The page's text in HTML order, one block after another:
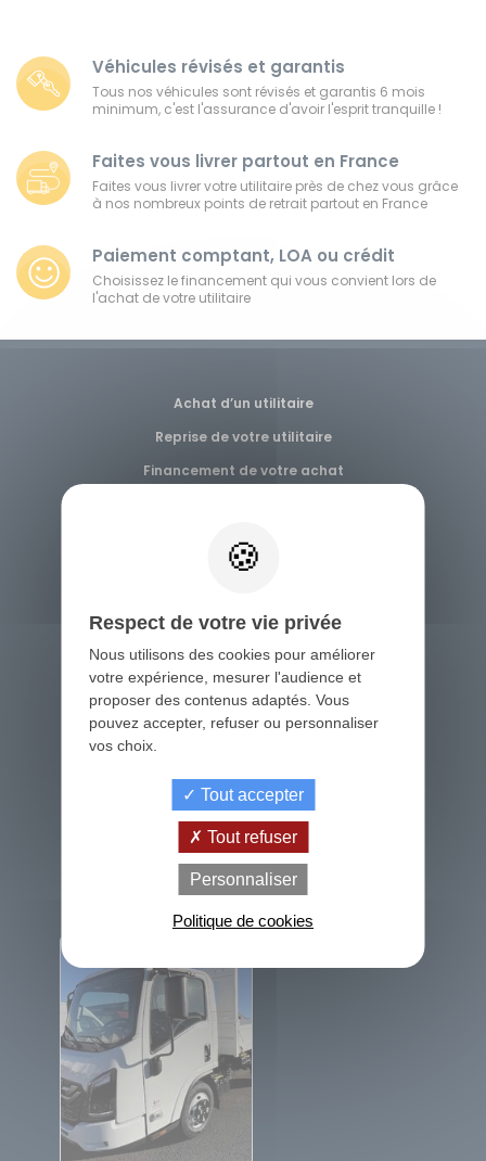
Volkswagen
Véhicules 0 km
Tous les véhicules
Réservation véhicule
de
votreLe crédit
classique
Véhicules révisés et garantis
Tous nos véhicules sont révisés et garantis 6 mois
minimum, c'est l'assurance d'avoir l'esprit tranquille !
Faites vous livrer partout en France
Faites vous livrer votre utilitaire près de chez vous grâce
à nos nombreux points de retrait partout en France
Paiement comptant, LOA ou crédit
Choisissez le financement qui vous convient lors de
l'achat de votre utilitaire
Achat d’un utilitaire
Reprise de votre utilitaire
Financement de votre achat
Qui sommes-nous ?
Agences
Documents administratifs
Blog Utilitaire Service
Actualités
Politique de cookies
Exercez vos droits
Contact
Respect de votre vie privée
Nous utilisons des cookies pour améliorer
votre expérience, mesurer l'audience et
proposer des contenus adaptés. Vous
pouvez accepter, refuser ou personnaliser
vos choix.
Tout accepter
Tout refuser
Personnaliser
Politique de cookies